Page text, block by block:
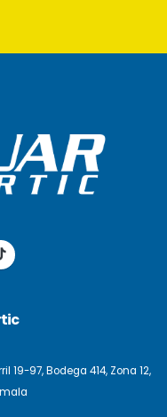
19-97, Bodega 414, Zona 12,